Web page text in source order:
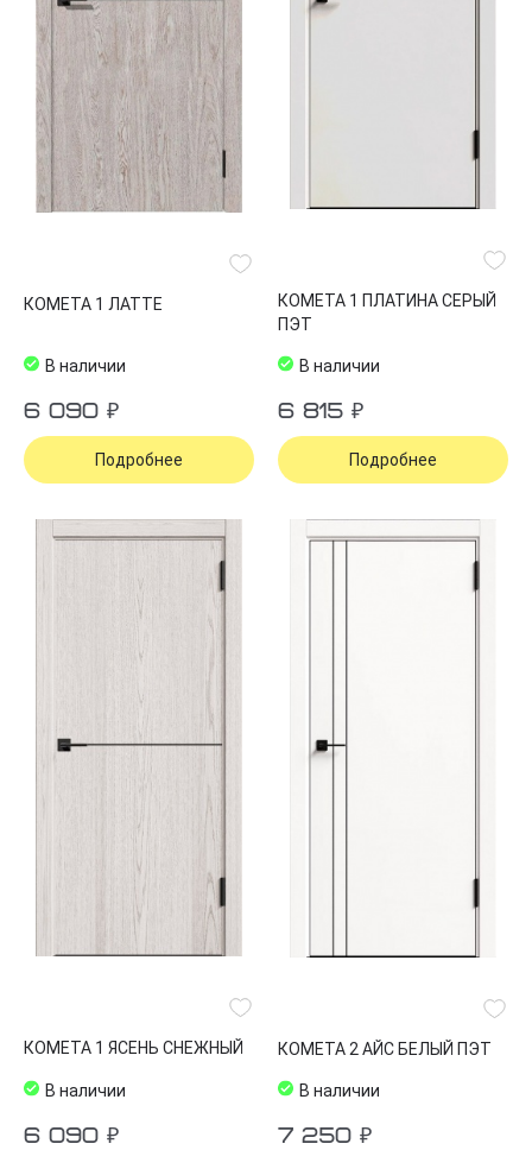
КОМЕТА 1 ЛАТТЕ
В наличии
6 090 ₽
Подробнее
КОМЕТА 1 ПЛАТИНА СЕРЫЙ
ПЭТ
В наличии
6 815 ₽
Подробнее
КОМЕТА 1 ЯСЕНЬ СНЕЖНЫЙ
В наличии
6 090 ₽
КОМЕТА 2 АЙС БЕЛЫЙ ПЭТ
В наличии
7 250 ₽